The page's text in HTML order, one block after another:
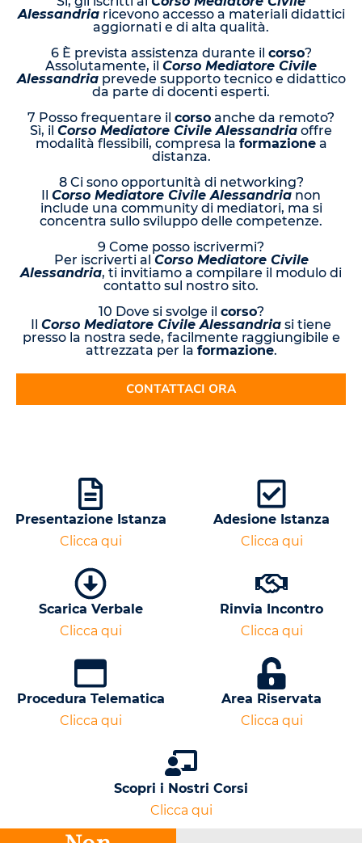
Alessandriaricevono accesso a materiali didattici
aggiornati e di alta qualità.
6 È prevista assistenza durante il corso?
Assolutamente, il Corso Mediatore Civile
Alessandriaprevede supporto tecnico e didattico
da parte di docenti esperti.
7 Posso frequentare il corso anche da remoto?
Sì, il Corso Mediatore Civile Alessandria offre
modalità flessibili, compresa la formazionea
distanza.
8 Ci sono opportunità di networking?
Corso Mediatore Civile Alessandria non
include una community di mediatori, ma si
concentra sullo sviluppo delle competenze.
9 Come posso iscrivermi?
Per iscriverti al Corso Mediatore Civile
Alessandria, ti invitiamo a compilare il modulo di
contatto sul nostro sito.
10 Dove si svolge il corso?
Corso Mediatore Civile Alessandria si tiene
presso la nostra sede, facilmente raggiungibile e
attrezzata per la formazione.
CONTATTACI ORA
Presentazione Istanza
Clicca qui
Adesione Istanza
Clicca qui
Scarica Verbale
Clicca qui
Rinvia Incontro
Clicca qui
Procedura Telematica
Clicca qui
Area Riservata
Clicca qui
Scopri i Nostri Corsi
Clicca qui